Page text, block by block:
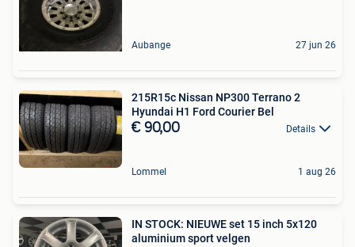
Aubange 27 jun 26
215R15c Nissan NP300 Terrano 2
Hyundai H1 Ford Courier Bel
€ 90,00 Details
Lommel 1 aug 26
IN STOCK: NIEUWE set 15 inch 5x120
aluminium sport velgen